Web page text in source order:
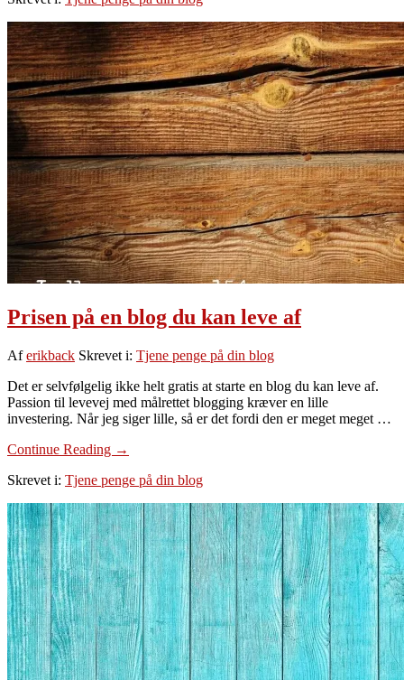
blog
du
kan
leve
af
Prisen på en blog du kan leve af
Aferikback Skrevet i: Tjene penge på din blog
Det er selvfølgelig ikke helt gratis at starte en blog du kan leve af.
Passion til levevej med målrettet blogging kræver en lille
investering. Når jeg siger lille, så er det fordi den er meget meget …
Continue Reading om
på
blog
du
kan
leve
af
→
Skrevet i: Tjene penge på din blog